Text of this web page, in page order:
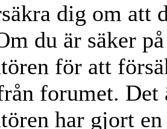
dig om att
du är säker
för att
forumet.
har gjort